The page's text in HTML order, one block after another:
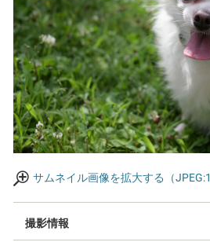
サムネイル画像を拡大する（
撮影情報